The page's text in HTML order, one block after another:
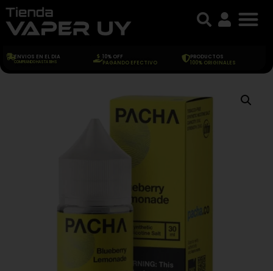
ENVIOS EN EL DIA
COMPRANDO HASTA 18HS
10% OFF
PAGANDO EFECTIVO
PRODUCTOS
100% ORIGINALES